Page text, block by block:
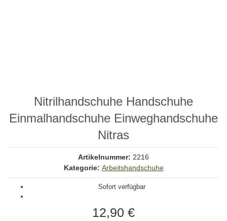
Nitrilhandschuhe Handschuhe
Einmalhandschuhe Einweghandschuhe
Nitras
Artikelnummer: 2216
Kategorie: Arbeitshandschuhe
Sofort verfügbar
12,90 €